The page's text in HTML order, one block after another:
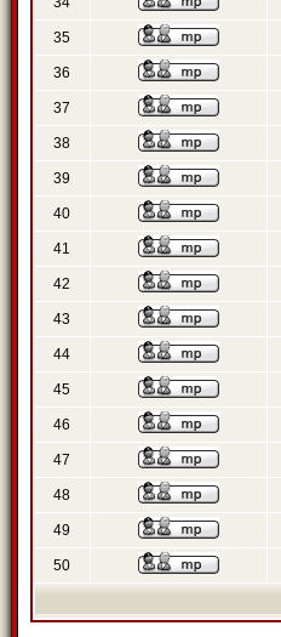
35
36
37
38
39
40
41
42
43
44
45
46
47
48
49
50